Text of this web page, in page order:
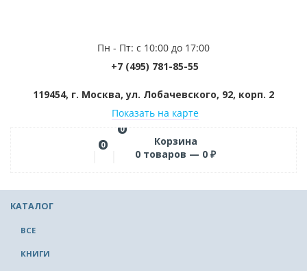
Пн - Пт: с 10:00 до 17:00
+7 (495) 781-85-55
119454, г. Москва, ул. Лобачевского, 92, корп. 2
Показать на карте
0
0
Корзина
0 товаров — 0 ₽
КАТАЛОГ
ВСЕ
КНИГИ